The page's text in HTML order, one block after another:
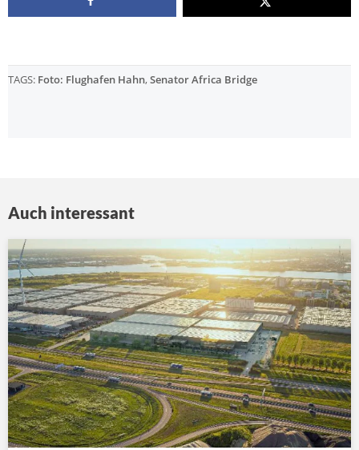
TAGS: Foto: Flughafen Hahn,Senator Africa Bridge
Auch interessant